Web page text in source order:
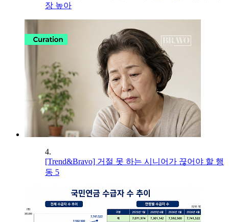
장 높아
4.
[Trend&Bravo] 거절 못 하는 시니어가 끊어야 할 행
동 5